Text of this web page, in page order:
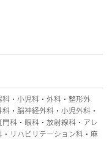
・小児科・外科・整形外
・脳神経外科・小児外科・
科・眼科・放射線科・アレ
リハビリテーション科・麻